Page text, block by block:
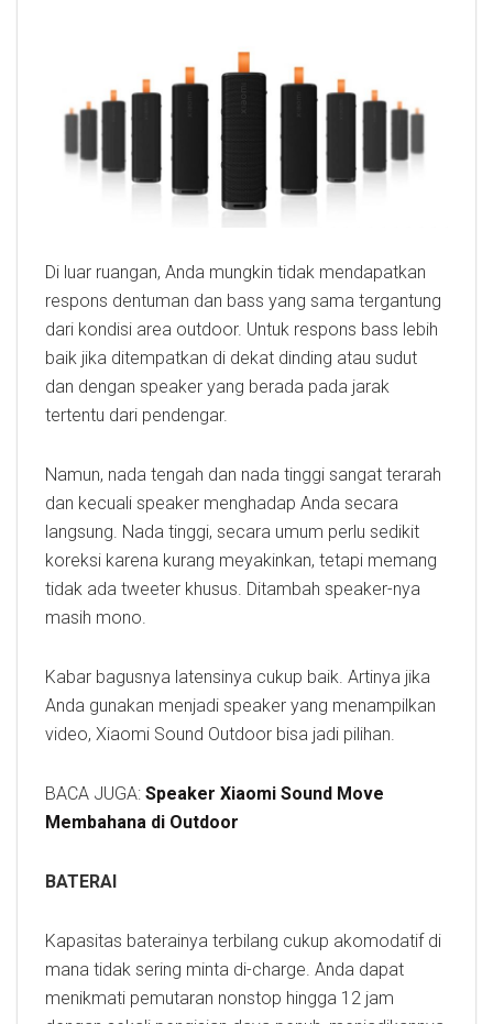
Di luar ruangan, Anda mungkin tidak mendapatkan
respons dentuman dan bass yang sama tergantung
dari kondisi area outdoor. Untuk respons bass lebih
baik jika ditempatkan di dekat dinding atau sudut
dan dengan speaker yang berada pada jarak
tertentu dari pendengar.
Namun, nada tengah dan nada tinggi sangat terarah
dan kecuali speaker menghadap Anda secara
langsung. Nada tinggi, secara umum perlu sedikit
koreksi karena kurang meyakinkan, tetapi memang
tidak ada tweeter khusus. Ditambah speaker-nya
masih mono.
Kabar bagusnya latensinya cukup baik. Artinya jika
Anda gunakan menjadi speaker yang menampilkan
video, Xiaomi Sound Outdoor bisa jadi pilihan.
BACA JUGA: Speaker Xiaomi Sound Move
Membahana di Outdoor
BATERAI
Kapasitas baterainya terbilang cukup akomodatif di
mana tidak sering minta di-charge. Anda dapat
menikmati pemutaran nonstop hingga 12 jam